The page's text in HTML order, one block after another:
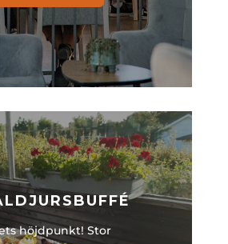
höjdpunkt! Stor